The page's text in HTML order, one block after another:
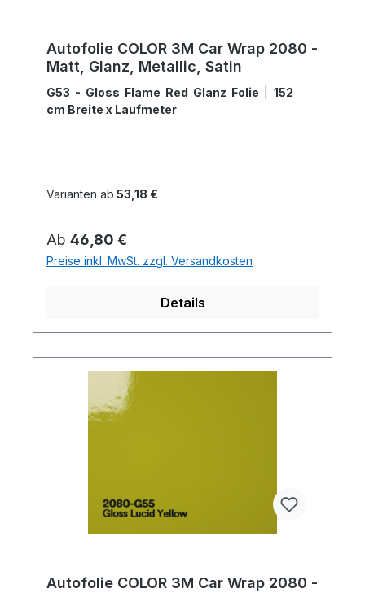
Autofolie COLOR 3M Car Wrap 2080 -
Matt, Glanz, Metallic, Satin
G53 - Gloss Flame Red Glanz Folie
152
cm Breite x Laufmeter
Varianten ab 53,18 €
Regulärer Preis:
Ab 46,80 €
Preise inkl. MwSt. zzgl. Versandkosten
Details
Autofolie COLOR 3M Car Wrap 2080 -